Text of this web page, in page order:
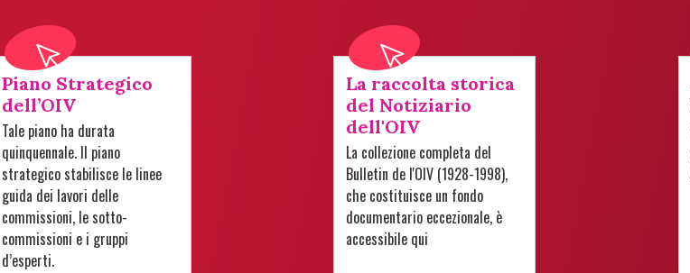
Piano Strategico
dell’OIV
Tale piano ha durata
quinquennale. Il piano
strategico stabilisce le linee
guida dei lavori delle
commissioni, le sotto-
commissioni e i gruppi
d’esperti.
La raccolta storica
del Notiziario
dell'OIV
La collezione completa del
Bulletin de l'OIV (1928-1998),
che costituisce un fondo
documentario eccezionale, è
accessibile qui